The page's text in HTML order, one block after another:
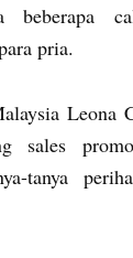
beberapa
pria.
Leona
sales
tanya